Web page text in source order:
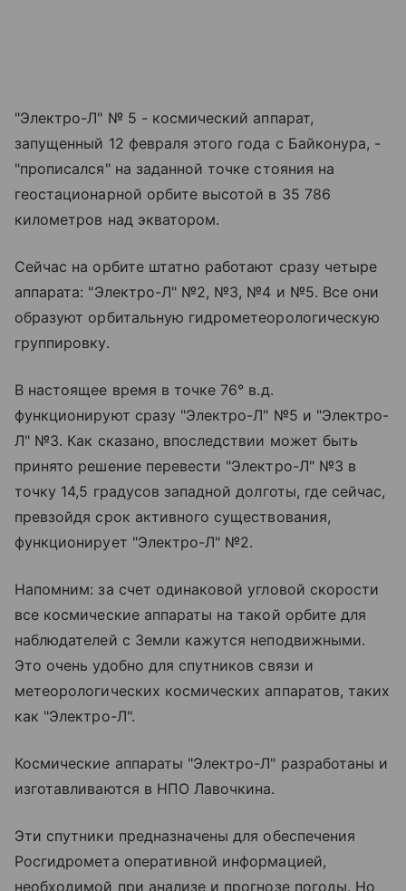
"Электро-Л" № 5 - космический аппарат,
запущенный 12 февраля этого года с Байконура, -
"прописался" на заданной точке стояния на
геостационарной орбите высотой в 35 786
километров над экватором.
Сейчас на орбите штатно работают сразу четыре
аппарата: "Электро-Л" №2, №3, №4 и №5. Все они
образуют орбитальную гидрометеорологическую
группировку.
В настоящее время в точке 76° в.д.
функционируют сразу "Электро-Л" №5 и "Электро-
Л" №3. Как сказано, впоследствии может быть
принято решение перевести "Электро-Л" №3 в
точку 14,5 градусов западной долготы, где сейчас,
превзойдя срок активного существования,
функционирует "Электро-Л" №2.
Напомним: за счет одинаковой угловой скорости
все космические аппараты на такой орбите для
наблюдателей с Земли кажутся неподвижными.
Это очень удобно для спутников связи и
метеорологических космических аппаратов, таких
как "Электро-Л".
Космические аппараты "Электро-Л" разработаны и
изготавливаются в НПО Лавочкина.
Эти спутники предназначены для обеспечения
Росгидромета оперативной информацией,
необходимой при анализе и прогнозе погоды. Но